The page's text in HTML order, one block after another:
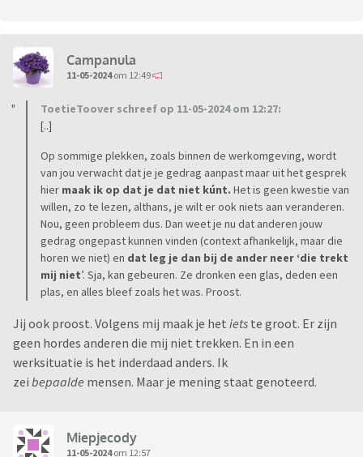
Campanula
11-05-2024om 12:49
ToetieToover schreef op 11-05-2024 om 12:27:
[..]
Op sommige plekken, zoals binnen de werkomgeving, wordt
van jou verwacht dat je je gedrag aanpast maar uit het gesprek
hier maak ik op dat je dat niet kúnt. Het is geen kwestie van
willen, zo te lezen, althans, je wilt er ook niets aan veranderen.
Nou, geen probleem dus. Dan weet je nu dat anderen jouw
gedrag ongepast kunnen vinden (context afhankelijk, maar die
horen we niet) en dat leg je dan bij de ander neer ‘die trekt
mij niet’. Sja, kan gebeuren. Ze dronken een glas, deden een
plas, en alles bleef zoals het was. Proost.
Jij ook proost. Volgens mij maak je het iets te groot. Er zijn
geen hordes anderen die mij niet trekken. En in een
werksituatie is het inderdaad anders. Ik
zei bepaalde mensen. Maar je mening staat genoteerd.
Miepjecody
11-05-2024om 12:57